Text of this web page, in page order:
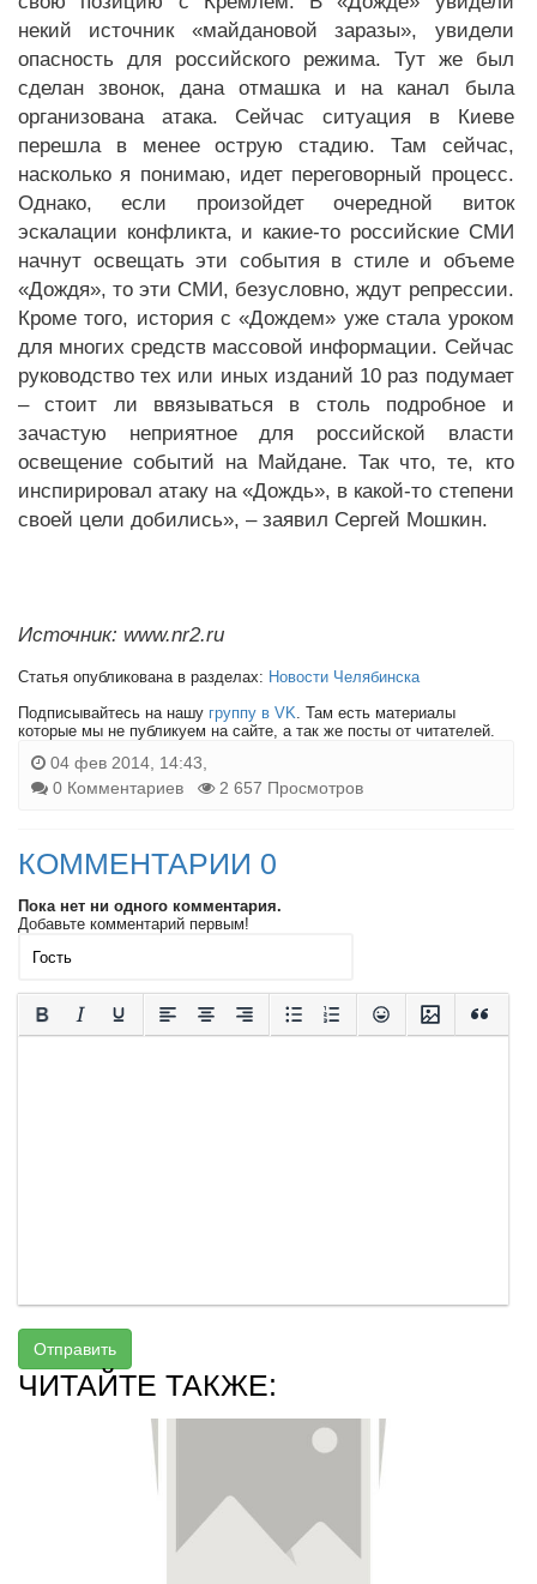
некий источник «майдановой заразы», увидели
опасность для российского режима. Тут же был
сделан звонок, дана отмашка и на канал была
организована атака. Сейчас ситуация в Киеве
перешла в менее острую стадию. Там сейчас,
насколько я понимаю, идет переговорный процесс.
Однако, если произойдет очередной виток
эскалации конфликта, и какие-то российские СМИ
начнут освещать эти события в стиле и объеме
«Дождя», то эти СМИ, безусловно, ждут репрессии.
Кроме того, история с «Дождем» уже стала уроком
для многих средств массовой информации. Сейчас
руководство тех или иных изданий 10 раз подумает
– стоит ли ввязываться в столь подробное и
зачастую неприятное для российской власти
освещение событий на Майдане. Так что, те, кто
инспирировал атаку на «Дождь», в какой-то степени
своей цели добились», – заявил Сергей Мошкин.
Источник: www.nr2.ru
Статья опубликована в разделах: Новости Челябинска
Подписывайтесь на нашу группу в VK. Там есть материалы
которые мы не публикуем на сайте, а так же посты от читателей.
04 фев 2014, 14:43,
0 Комментариев
2 657 Просмотров
КОММЕНТАРИИ 0
Пока нет ни одного комментария.
Добавьте комментарий первым!
Отправить
ЧИТАЙТЕ ТАКЖЕ: